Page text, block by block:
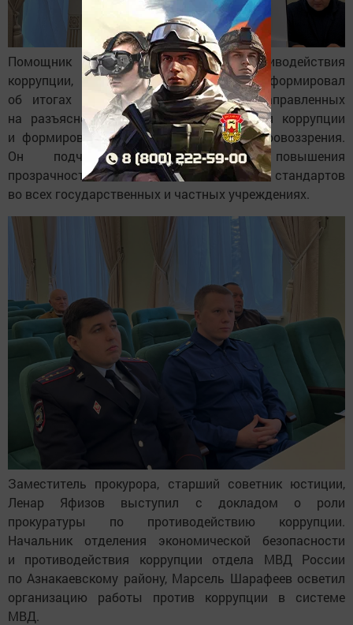
Помощник Главы по вопросам противодействия
коррупции, Рамиль Гатиятуллин проинформировал
об итогах проводимых мероприятий, направленных
на разъяснение негативного воздействия коррупции
и формирование антикоррупционного мировоззрения.
Он подчеркнул необходимость повышения
прозрачности, подотчетности и этических стандартов
во всех государственных и частных учреждениях.
Заместитель прокурора, старший советник юстиции,
Ленар Яфизов выступил с докладом о роли
прокуратуры по противодействию коррупции.
Начальник отделения экономической безопасности
и противодействия коррупции отдела МВД России
по Азнакаевскому району, Марсель Шарафеев осветил
организацию работы против коррупции в системе
МВД.